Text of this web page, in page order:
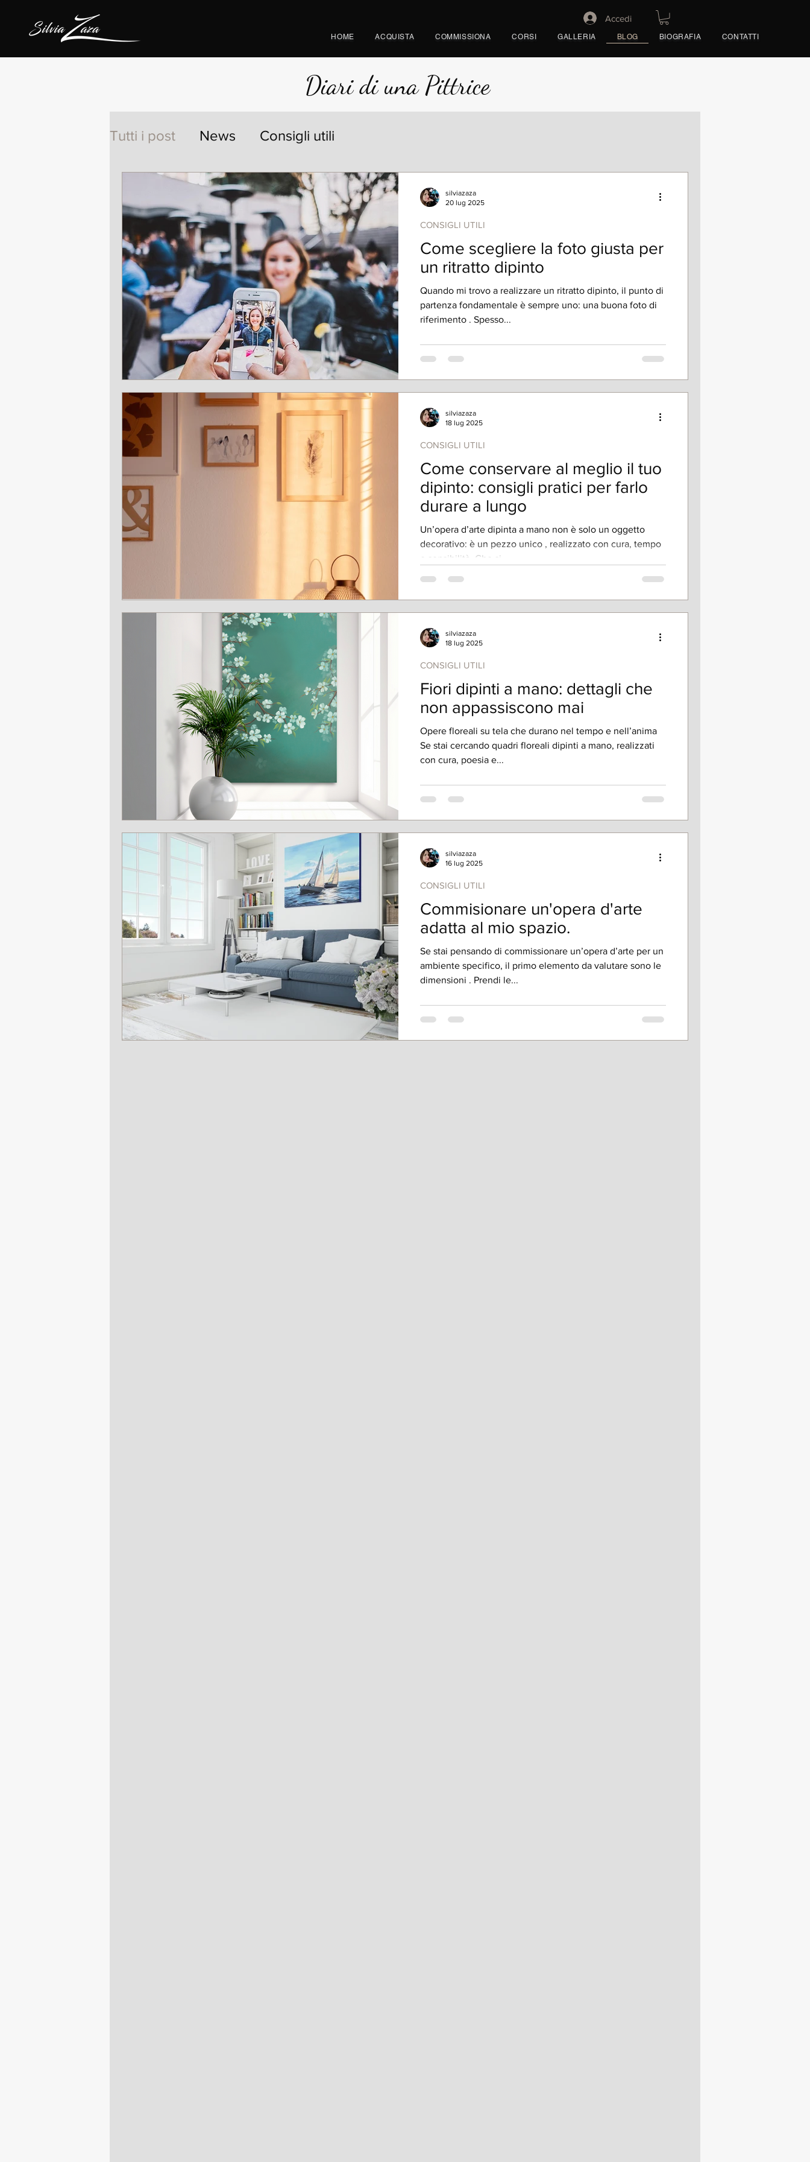
Accedi
HOME ACQUISTA COMMISSIONA CORSI GALLERIA BLOG BIOGRAFIA CONTATTI
Diari di una Pittrice
Tutti i post News Consigli utili
Come scegliere la foto giusta per
un ritratto dipinto
Quando mi trovo a realizzare un ritratto dipinto, il punto di
partenza fondamentale è sempre uno: una buona foto di
riferimento . Spesso...
CONSIGLI UTILI
silviazaza
20 lug 2025
Come conservare al meglio il tuo
dipinto: consigli pratici per farlo
durare a lungo
Un’opera d’arte dipinta a mano non è solo un oggetto
decorativo: è un pezzo unico , realizzato con cura, tempo
e sensibilità. Che si...
CONSIGLI UTILI
silviazaza
18 lug 2025
Fiori dipinti a mano: dettagli che
non appassiscono mai
Opere floreali su tela che durano nel tempo e nell’anima
Se stai cercando quadri floreali dipinti a mano, realizzati
con cura, poesia e...
CONSIGLI UTILI
silviazaza
18 lug 2025
Commisionare un'opera d'arte
adatta al mio spazio.
Se stai pensando di commissionare un’opera d’arte per un
ambiente specifico, il primo elemento da valutare sono le
dimensioni . Prendi le...
CONSIGLI UTILI
silviazaza
16 lug 2025